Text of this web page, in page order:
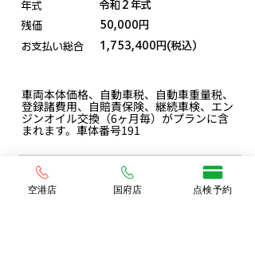
年式
残価
お支払い総合
令和２年式
50,000円
1,753,400円(税込）
車両本体価格、自動車税、自動車重量税、
登録諸費用、自賠責保険、継続車検、エン
ジンオイル交換（6ヶ月毎）がプランに含
まれます。車体番号191
一覧ページ
空港店 国府店 点検予約